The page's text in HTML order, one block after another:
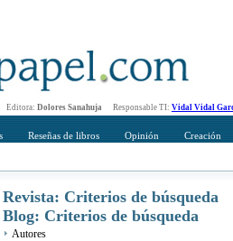
Editora: Dolores Sanahuja Responsable TI: Vidal Vidal
Reseñas de libros Opinión Creación
Revista: Criterios de búsqueda
Blog: Criterios de búsqueda
Autores